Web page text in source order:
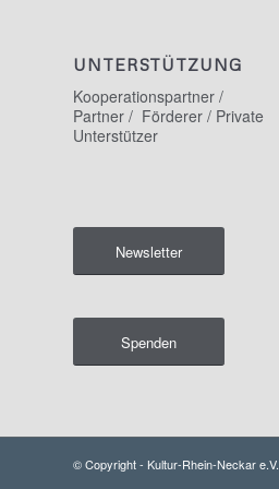
UNTERSTÜTZUNG
Kooperationspartner /
Partner / Förderer / Private
Unterstützer
Newsletter
Spenden
© Copyright - Kultur-Rhein-Neckar e.V.